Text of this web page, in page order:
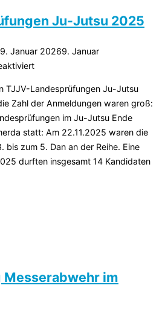
Ju-Jutsu 2025
Veröffentlicht
9. Januar 20269. Januar
TJJV-Landesprüfungen Ju-Jutsu
Zahl der Anmeldungen waren groß:
im Ju-Jutsu Ende
statt: Am 22.11.2025 waren die
bis zum 5. Dan an der Reihe. Eine
durften insgesamt 14 Kandidaten
Messerabwehr im